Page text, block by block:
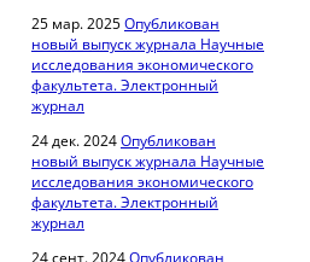
25 мар. 2025Опубликован
новый выпуск журнала Научные
исследования экономического
факультета. Электронный
журнал
24 дек. 2024Опубликован
новый выпуск журнала Научные
исследования экономического
факультета. Электронный
журнал
24 сент. 2024Опубликован